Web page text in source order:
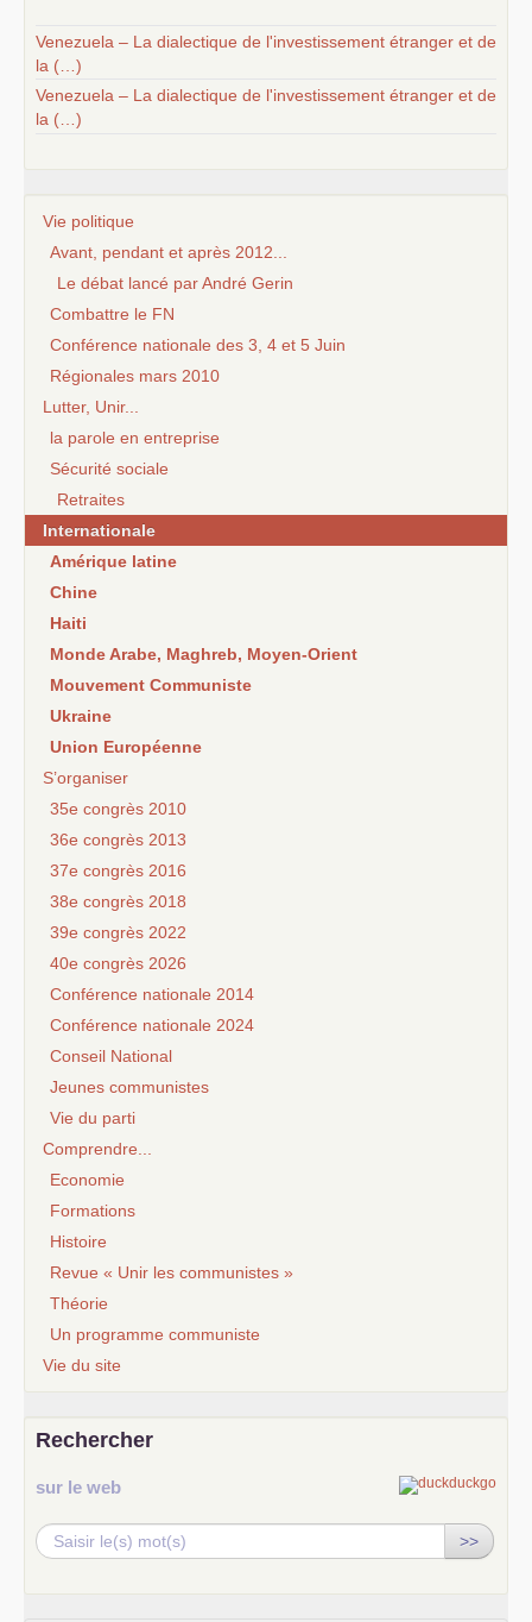
Venezuela – La dialectique de l'investissement étranger et de
la (…)
Venezuela – La dialectique de l'investissement étranger et de
la (…)
Vie politique
Avant, pendant et après 2012...
Le débat lancé par André Gerin
Combattre le FN
Conférence nationale des 3, 4 et 5 Juin
Régionales mars 2010
Lutter, Unir...
la parole en entreprise
Sécurité sociale
Retraites
Internationale
Amérique latine
Chine
Haiti
Monde Arabe, Maghreb, Moyen-Orient
Mouvement Communiste
Ukraine
Union Européenne
S’organiser
35e congrès 2010
36e congrès 2013
37e congrès 2016
38e congrès 2018
39e congrès 2022
40e congrès 2026
Conférence nationale 2014
Conférence nationale 2024
Conseil National
Jeunes communistes
Vie du parti
Comprendre...
Economie
Formations
Histoire
Revue « Unir les communistes »
Théorie
Un programme communiste
Vie du site
Rechercher
sur le web
>>